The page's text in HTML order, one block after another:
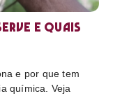
e quais
e por que tem
química. Veja